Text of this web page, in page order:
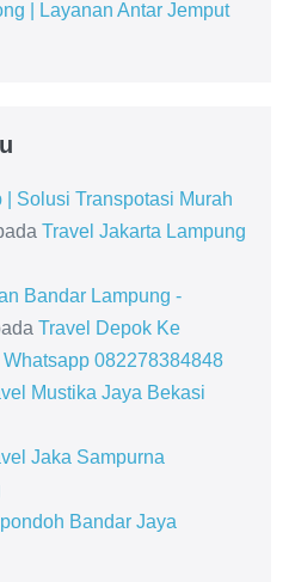
| Layanan Antar Jemput
Solusi Transpotasi Murah
Travel Jakarta Lampung
Bandar Lampung -
Travel Depok Ke
082278384848
Mustika Jaya Bekasi
Jaka Sampurna
Bandar Jaya